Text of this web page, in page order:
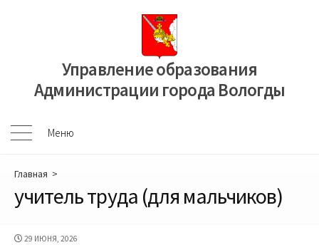
Управление образования
Администрации города Вологды
Меню
Меню
Главная >
учитель труда (для мальчиков)
ДАТА
29 ИЮНЯ, 2026